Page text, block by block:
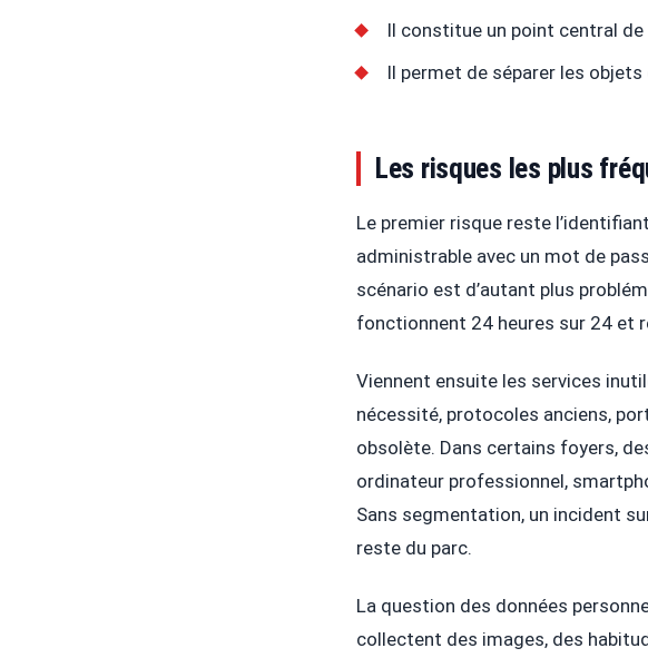
Il constitue un point central
Il permet de séparer les
Les risques les plus
Le premier risque reste
administrable avec un mot de
scénario est d’autant plus
fonctionnent 24 heures sur 24 et
Viennent ensuite les services
nécessité, protocoles anciens,
obsolète. Dans certains foyers,
ordinateur professionnel,
Sans segmentation, un incident
reste du parc.
La question des données
collectent des images, des